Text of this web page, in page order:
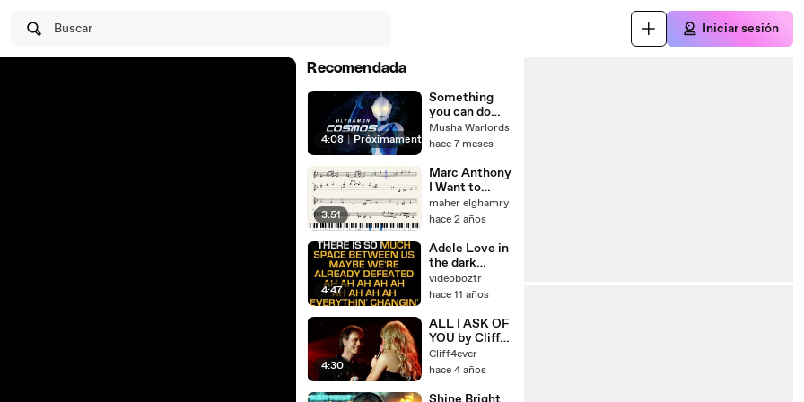
Buscar Iniciar sesión
Recomendada
4:08 | Próximamente
Something
you can do
(Ultraman
cosmos
cover english
Musha Warlords
hace 7 meses
3:51
Marc Anthony
I Want to
Spend My
Lifetime
compuser by
Maher
Elghamry
maher elghamry
hace 2 años
4:47
Adele Love in
the dark
karaoke lyrics
videoboztr
hace 11 años
4:30
ALL I ASK OF
YOU by Cliff
Richard and
Abbie Osman
performance
Cliff4ever
hace 4 años